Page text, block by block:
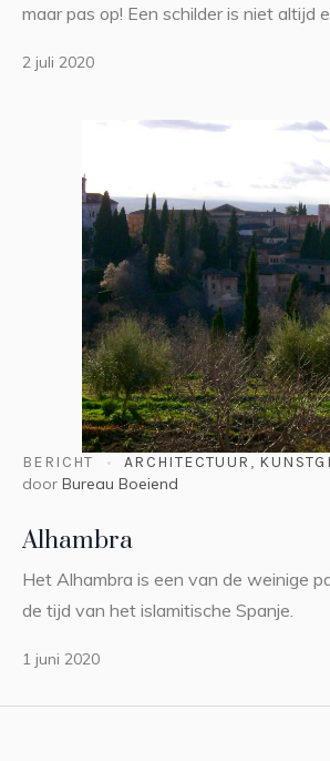
maar pas op! Een schilder is niet altijd
2 juli 2020
BERICHT ARCHITECTUUR ,
door Bureau Boeiend
Alhambra
Het Alhambra is een van de weinige
de tijd van het islamitische Spanje.
1 juni 2020